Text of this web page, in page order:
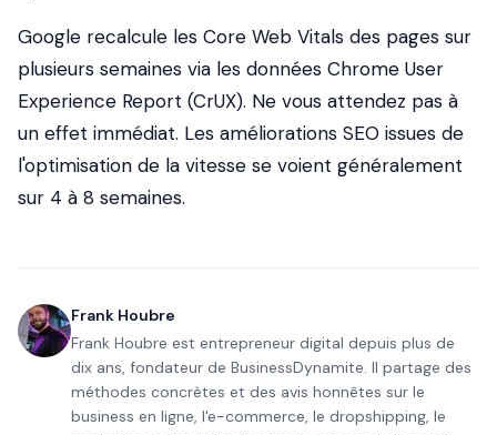
Google recalcule les Core Web Vitals des pages sur
plusieurs semaines via les données Chrome User
Experience Report (CrUX). Ne vous attendez pas à
un effet immédiat. Les améliorations SEO issues de
l'optimisation de la vitesse se voient généralement
sur 4 à 8 semaines.
Frank Houbre
Frank Houbre est entrepreneur digital depuis plus de
dix ans, fondateur de BusinessDynamite. Il partage des
méthodes concrètes et des avis honnêtes sur le
business en ligne, l'e-commerce, le dropshipping, le